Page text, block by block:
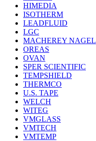
HIMEDIA
ISOTHERM
LEADFLUID
LGC
MACHEREY NAGEL
OREAS
OVAN
SPER SCIENTIFIC
TEMPSHIELD
THERMCO
U.S. TAPE
WELCH
WITEG
VMGLASS
VMTECH
VMTEMP